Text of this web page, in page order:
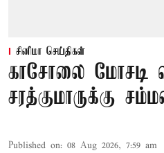
சினிமா செய்திகள்
காசோலை மோசடி
சரத்குமாருக்கு
Published on: 08 Aug 2026, 7:59 am